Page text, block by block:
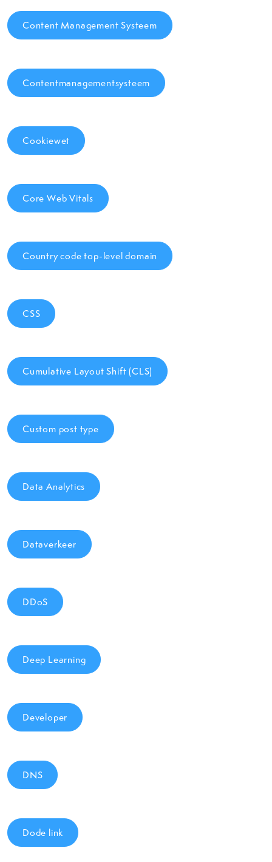
Content Management Systeem
Contentmanagementsysteem
Cookiewet
Core Web Vitals
Country code top-level domain
CSS
Cumulative Layout Shift (CLS)
Custom post type
Data Analytics
Dataverkeer
DDoS
Deep Learning
Developer
DNS
Dode link